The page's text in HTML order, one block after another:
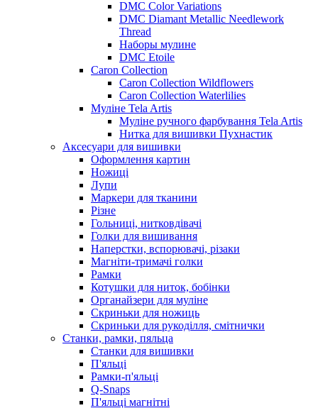
DMC Color Variations
DMC Diamant Metallic Needlework
Thread
Наборы мулине
DMC Etoile
Caron Collection
Caron Collection Wildflowers
Caron Collection Waterlilies
Муліне Tela Artis
Муліне ручного фарбування Tela Artis
Нитка для вишивки Пухнастик
Аксесуари для вишивки
Оформлення картин
Ножиці
Лупи
Маркери для тканини
Різне
Гольниці, нитковдівачі
Голки для вишивання
Наперстки, вспорювачі, різаки
Магніти-тримачі голки
Рамки
Котушки для ниток, бобінки
Органайзери для муліне
Скриньки для ножиць
Скриньки для рукоділля, смітнички
Станки, рамки, пяльца
Станки для вишивки
П'яльці
Рамки-п'яльці
Q-Snaps
П'яльці магнітні